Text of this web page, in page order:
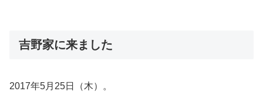
吉野家に来ました
2017年5月25日（木）。